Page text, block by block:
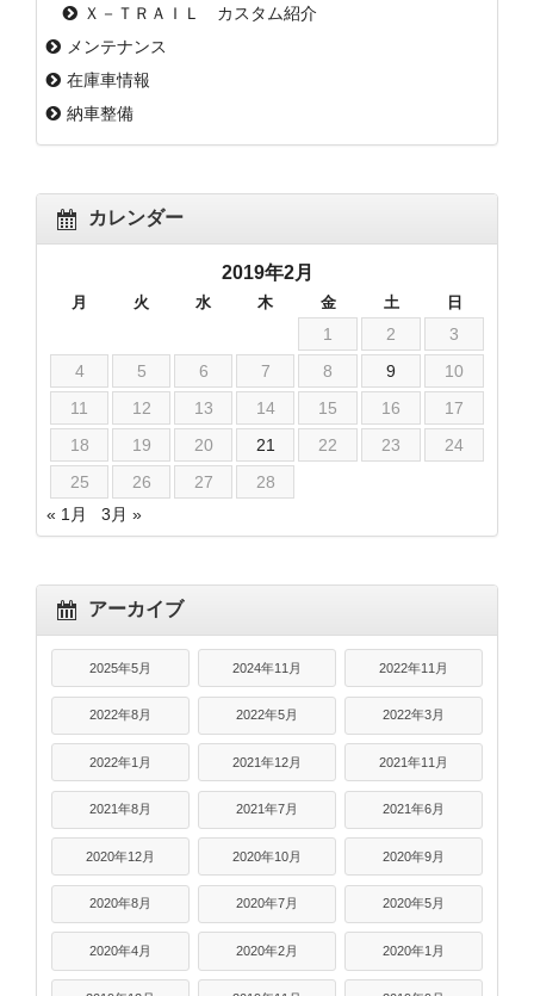
Ｘ－ＴＲＡＩＬ カスタム紹介
メンテナンス
在庫車情報
納車整備
カレンダー
2019年2月
月 火 水 木 金 土 日
1 2
3
4
5 6 7 8 9
10
11
12 13 14 15 16
17
18
19 20 21 22 23
24
25
26 27
28
« 1月
3月 »
アーカイブ
2025年5月 2024年11月 2022年11月
2022年8月 2022年5月 2022年3月
2022年1月 2021年12月 2021年11月
2021年8月 2021年7月 2021年6月
2020年12月 2020年10月 2020年9月
2020年8月 2020年7月 2020年5月
2020年4月 2020年2月 2020年1月